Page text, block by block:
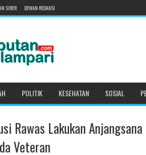
SIBER DEWAN REDAKSI
POLITIK KESEHATAN SOSIAL
Rawas Lakukan
Veteran